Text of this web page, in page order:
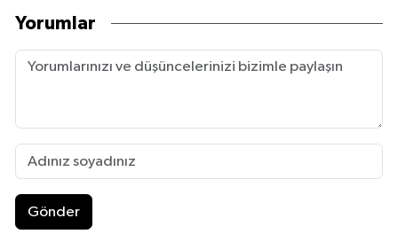
Yorumlar
Gönder